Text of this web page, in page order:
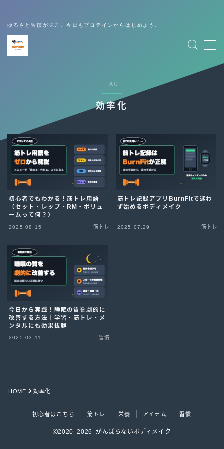
ゆるさと習慣が味方。今日もプロテインからはじめよう。
MENU
アイテム
習慣
TAG
効率化
初心者でもわかる！筋トレ用語
（セット・レップ・RM・ボリュ
ームって何？）
2025.08.15 筋トレ
筋トレ記録アプリBurnFitで迷わ
ず始めるボディメイク
2025.07.29 筋トレ
今日から実践！睡眠の質を劇的に
改善する方法｜学習・筋トレ・メ
ンタルにも効果抜群
2025.03.11 習慣
HOME 効率化
初心者はこちら 筋トレ 栄養 アイテム 習慣
2020–2026 がんばらないボディメイク